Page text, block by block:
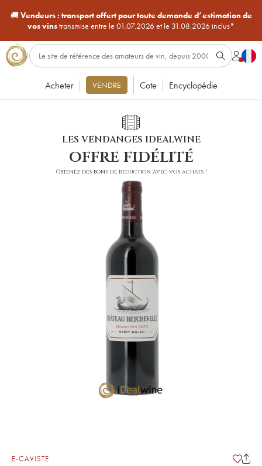
🚚Vendeurs : transport offert pour toute demande d’estimation de
vos vinstransmise entre le 01.07.2026 et le 31.08.2026 inclus*
Acheter VENDRE Cote Encyclopédie
LES VENDANGES IDEALWINE
offre fidélité
Obtenez des bons de réduction avec vos achats !
E-CAVISTE